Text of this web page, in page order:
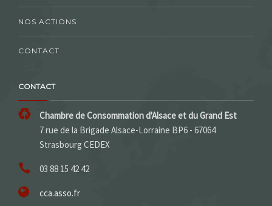
NOS ACTIONS
CONTACT
CONTACT
Chambre de Consommation d'Alsace et du Grand Est
7 rue de la Brigade Alsace-Lorraine BP6 - 67064
Strasbourg CEDEX
03 88 15 42 42
cca.asso.fr